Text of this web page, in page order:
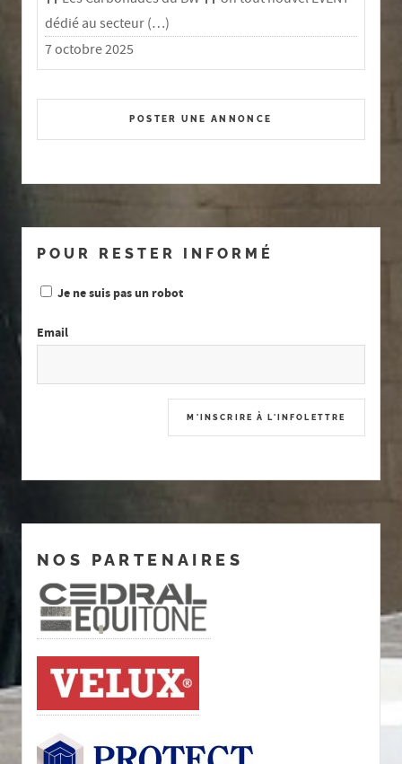
dédié au secteur (…)
7 octobre 2025
POSTER UNE ANNONCE
POUR RESTER INFORMÉ
Je ne suis pas un robot
Email
NOS PARTENAIRES